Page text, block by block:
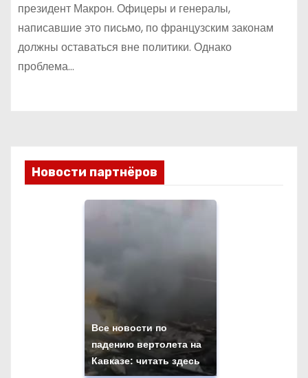
президент Макрон. Офицеры и генералы,
написавшие это письмо, по французским законам
должны оставаться вне политики. Однако
проблема…
Новости партнёров
Все новости по
падению вертолета на
Кавказе: читать здесь